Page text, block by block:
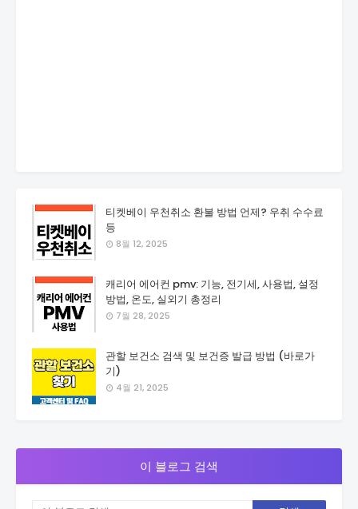
티켓베이 우천취소 환불 방법 언제? 우취 수수료
등
8월 12, 2025
캐리어 에어컨 pmv: 기능, 전기세, 사용법, 설정
방법, 온도, 실외기 총정리
7월 28, 2025
관할 보건소 검색 및 보건증 발급 방법 (바로가
기)
4월 21, 2025
이 블로그 검색